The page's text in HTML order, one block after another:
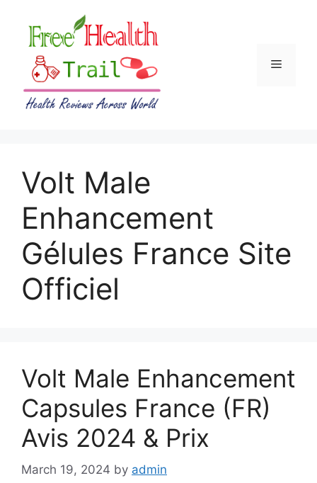
content
Menu
Volt Male
Enhancement
Gélules France Site
Officiel
Volt Male Enhancement
Capsules France (FR)
Avis 2024 & Prix
March 19, 2024 by admin